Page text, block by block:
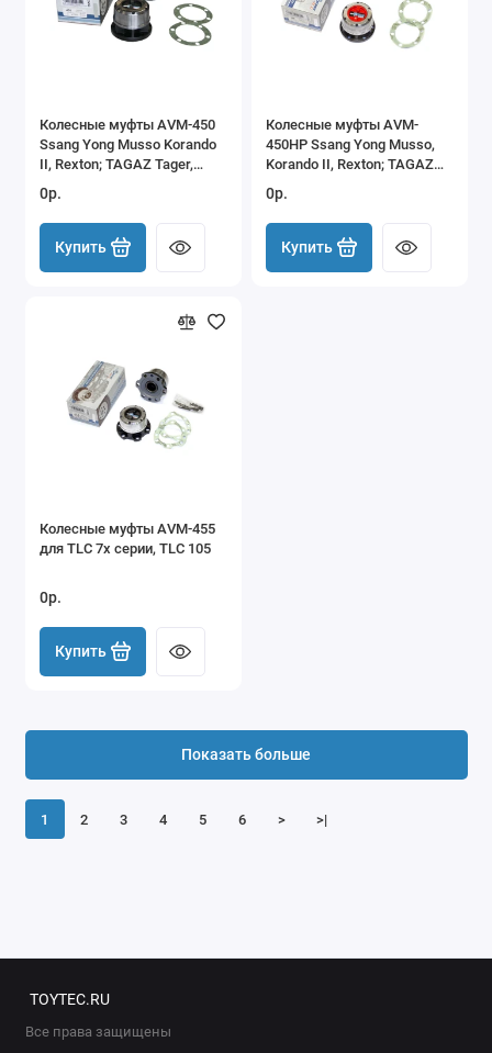
Колесные муфты AVM-450
Ssang Yong Musso Korando
II, Rexton; TAGAZ Tager,
0р.
Купить
Колесные муфты AVM-
450HP Ssang Yong Musso,
Korando II, Rexton; TAGAZ
0р.
Купить
Колесные муфты AVM-455
для TLC 7x серии, TLC 105
0р.
Купить
1 2 3 4 5 6 > >|
Показать больше
TOYTEC.RU
Все права защищены